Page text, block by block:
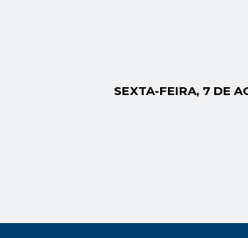
SEXTA-FEIRA, 7 DE